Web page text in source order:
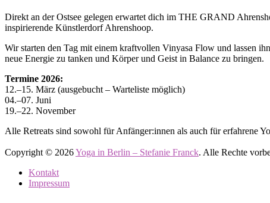
Direkt an der Ostsee gelegen erwartet dich im THE GRAND
inspirierende Künstlerdorf Ahrenshoop.
Wir starten den Tag mit einem kraftvollen Vinyasa Flow und lassen
neue Energie zu tanken und Körper und Geist in Balance zu bringen.
Termine 2026:
12.–15. März (ausgebucht – Warteliste möglich)
04.–07. Juni
19.–22. November
Alle Retreats sind sowohl für Anfänger:innen als auch für erfahrene
Copyright © 2026Yoga in Berlin – Stefanie Franck. Alle Rechte
Kontakt
Impressum